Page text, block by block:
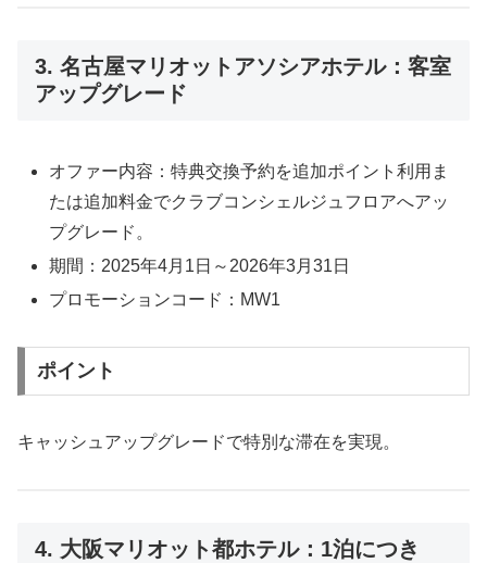
3. 名古屋マリオットアソシアホテル：客室
アップグレード
オファー内容：特典交換予約を追加ポイント利用ま
たは追加料金でクラブコンシェルジュフロアへアッ
プグレード。
期間：2025年4月1日～2026年3月31日
プロモーションコード：MW1
ポイント
キャッシュアップグレードで特別な滞在を実現。
4. 大阪マリオット都ホテル：1泊につき